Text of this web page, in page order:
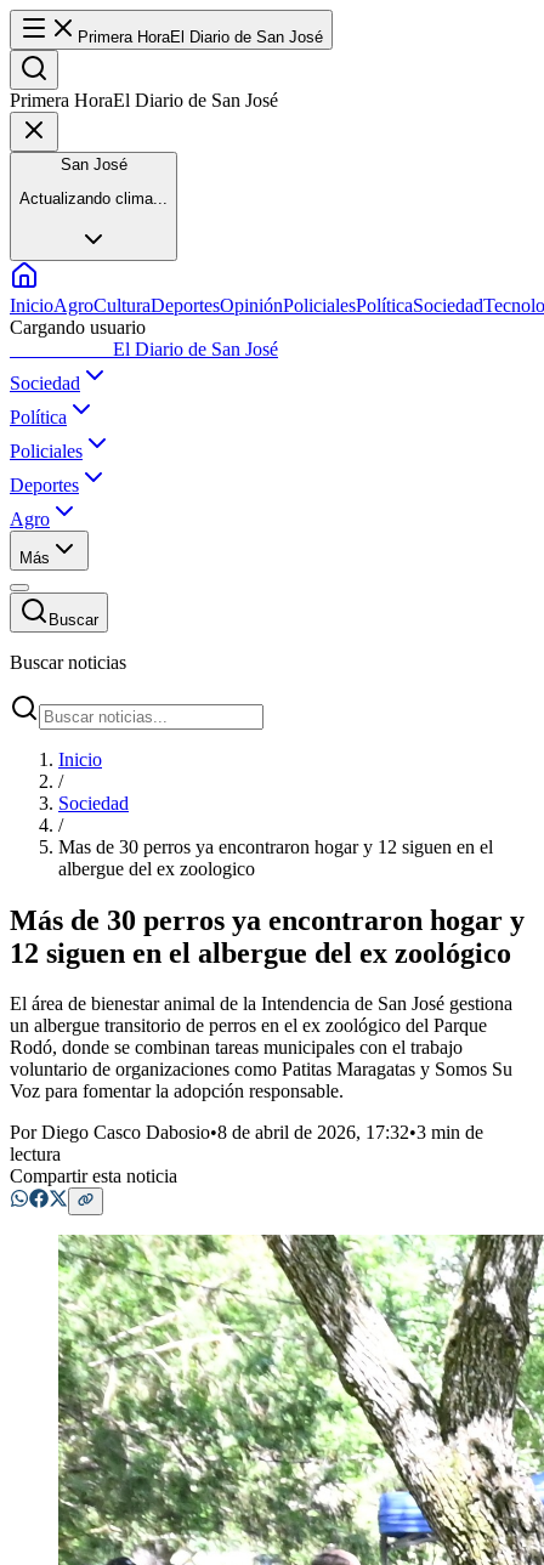
Primera HoraEl Diario de San José
Primera HoraEl Diario de San José
San José
Actualizando clima...
InicioAgroCulturaDeportesOpiniónPolicialesPolíticaSociedad
Cargando usuario
El Diario de San José
Sociedad
Política
Policiales
Deportes
Agro
Más
Buscar
Buscar noticias
Inicio
/
Sociedad
/
Mas de 30 perros ya encontraron hogar y 12 siguen en el
albergue del ex zoologico
Más de 30 perros ya encontraron hogar y
12 siguen en el albergue del ex zoológico
El área de bienestar animal de la Intendencia de San José gestiona
un albergue transitorio de perros en el ex zoológico del Parque
Rodó, donde se combinan tareas municipales con el trabajo
voluntario de organizaciones como Patitas Maragatas y Somos Su
Voz para fomentar la adopción responsable.
PorDiego Casco Dabosio•8 de abril de 2026, 17:32•3 min de
lectura
Compartir esta noticia